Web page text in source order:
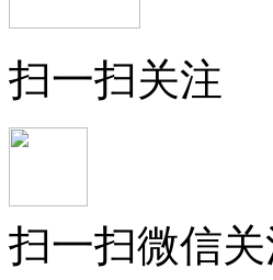
扫一扫关注
扫一扫微信关